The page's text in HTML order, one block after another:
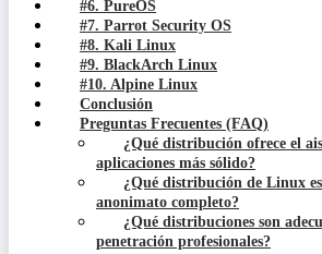
#6. PureOS
#7. Parrot Security OS
#8. Kali Linux
#9. BlackArch Linux
#10. Alpine Linux
Conclusión
Preguntas Frecuentes (FAQ)
¿Qué distribución ofrece el
aplicaciones más sólido?
¿Qué distribución de Linux
anonimato completo?
¿Qué distribuciones son
penetración profesionales?